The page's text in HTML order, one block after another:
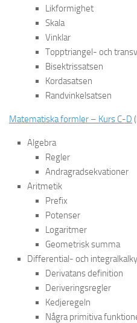
Likformighet
Skala
Vinklar
Topptriangel- och
Bisektrissatsen
Kordasatsen
Randvinkelsatsen
Matematiska formler – Kurs C-D
Algebra
Regler
Andragradsekvationer
Aritmetik
Prefix
Potenser
Logaritmer
Geometrisk summa
Differential- och
Derivatans definition
Deriveringsregler
Kedjeregeln
Några primitiva